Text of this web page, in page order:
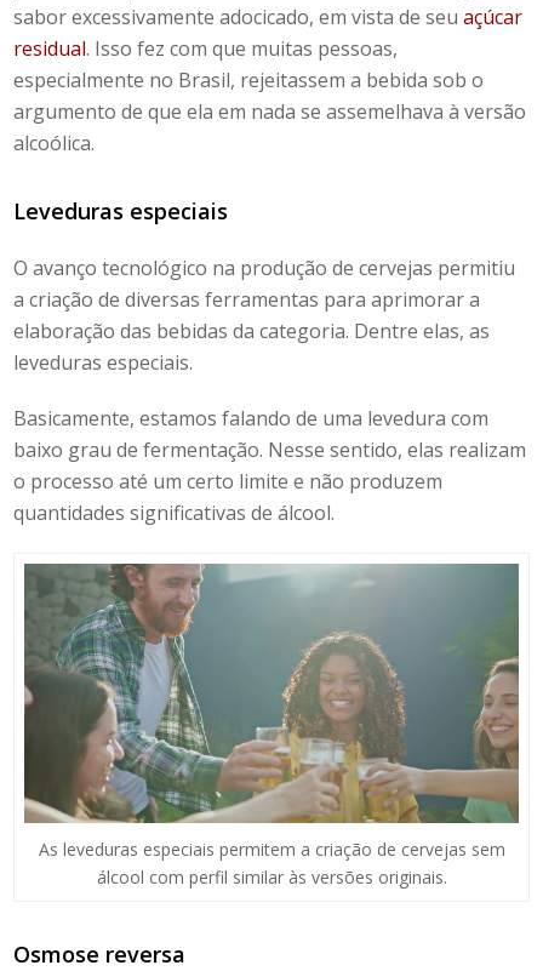
sabor excessivamente adocicado, em vista de seuaçúcar
residual. Isso fez com que muitas pessoas,
especialmente no Brasil, rejeitassem a bebida sob o
argumento de que ela em nada se assemelhava à versão
alcoólica.
Leveduras especiais
O avanço tecnológico na produção de cervejas permitiu
a criação de diversas ferramentas para aprimorar a
elaboração das bebidas da categoria. Dentre elas, as
leveduras especiais.
Basicamente, estamos falando de uma levedura com
baixo grau de fermentação. Nesse sentido, elas realizam
o processo até um certo limite e não produzem
quantidades significativas de álcool.
As leveduras especiais permitem a criação de cervejas sem
álcool com perfil similar às versões originais.
Osmose reversa